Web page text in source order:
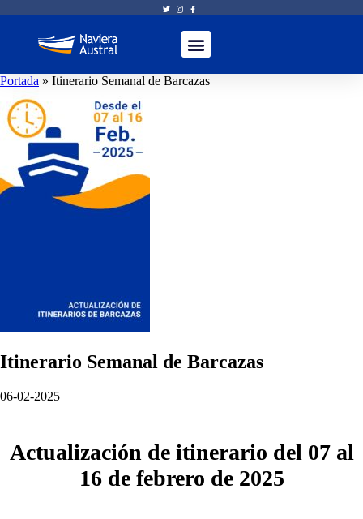
Portada » Itinerario Semanal de Barcazas
Itinerario Semanal de Barcazas
06-02-2025
Actualización de itinerario del 07 al
16 de febrero de 2025